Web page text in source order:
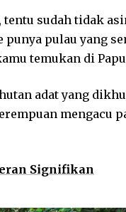
tentu sudah tidak
punya pulau yang
temukan di
adat yang
mengacu
Signifikan